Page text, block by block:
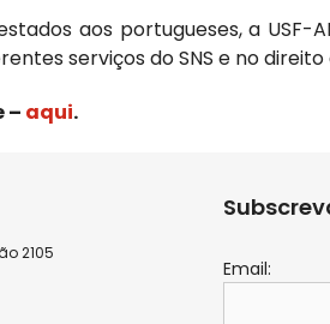
aos portugueses, a
serviços do SNS e no
– aqui.
2105
Email: